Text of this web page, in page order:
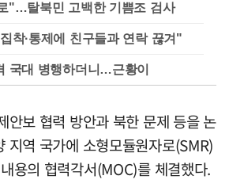
"…탈북민 고백한 기쁨조 검사
착·통제에 친구들과 연락 끊겨"
국대 병행하더니…근황이
안보 협력 방안과 북한 문제 등을 논
지역 국가에 소형모듈원자로(SMR)
용의 협력각서(MOC)를 체결했다.